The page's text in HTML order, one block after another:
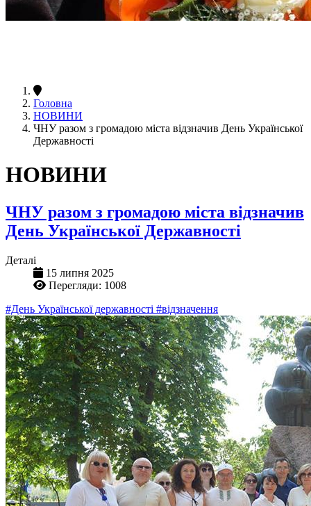
Головна
НОВИНИ
ЧНУ разом з громадою міста відзначив День Української
Державності
НОВИНИ
ЧНУ разом з громадою міста відзначив
День Української Державності
Деталі
15 липня 2025
Перегляди: 1008
#День Української державності #відзначення